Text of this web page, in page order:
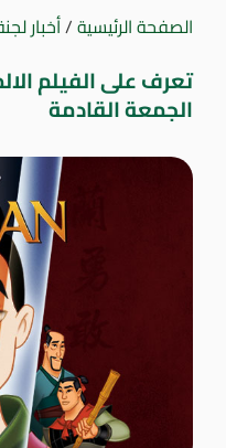
الصفحة الرئيسية/أخبار
تعرف على الفيلم
الجمعة القادمة